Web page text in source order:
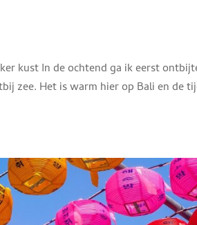
kust In de ochtend ga ik eerst
zee. Het is warm hier op Bali en de